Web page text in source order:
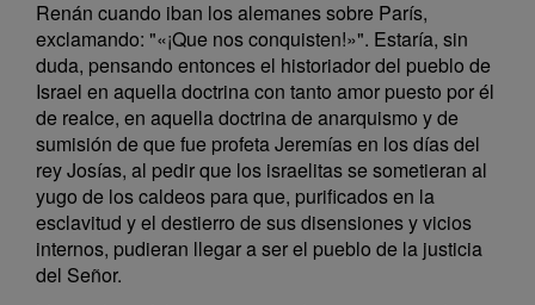
Renán cuando iban los alemanes sobre París,
exclamando: "«¡Que nos conquisten!»". Estaría, sin
duda, pensando entonces el historiador del pueblo de
Israel en aquella doctrina con tanto amor puesto por él
de realce, en aquella doctrina de anarquismo y de
sumisión de que fue profeta Jeremías en los días del
rey Josías, al pedir que los israelitas se sometieran al
yugo de los caldeos para que, purificados en la
esclavitud y el destierro de sus disensiones y vicios
internos, pudieran llegar a ser el pueblo de la justicia
del Señor.